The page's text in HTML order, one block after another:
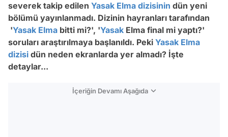
severek takip edilen Yasak Elma dizisinin dün yeni
bölümü yayınlanmadı. Dizinin hayranları tarafından
'Yasak Elma bitti mi?', 'Yasak Elma final mi yaptı?'
soruları araştırılmaya başlanıldı. Peki Yasak Elma
dizisi dün neden ekranlarda yer almadı? İşte
detaylar...
İçeriğin Devamı Aşağıda